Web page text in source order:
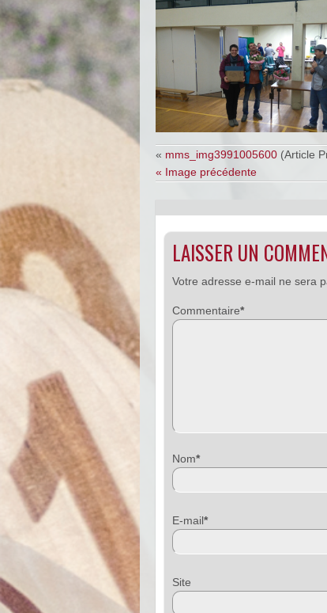
« mms_img3991005600 (Article
« Image précédente
LAISSER UN
Votre adresse e-mail ne sera
Commentaire*
Nom*
E-mail*